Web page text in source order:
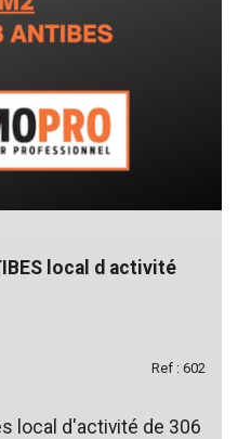
local d activité
Ref : 602
local d'activité de 306